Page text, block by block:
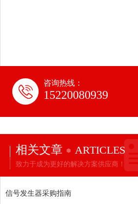
咨询热线：
15220080939
相关文章 ARTICLES
致力于成为更好的解决方案供应商！
信号发生器采购指南